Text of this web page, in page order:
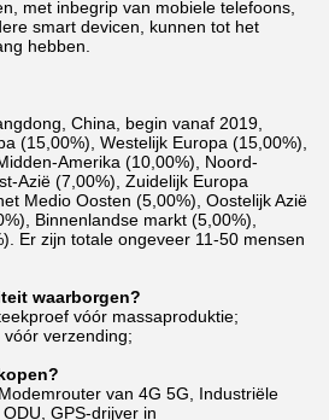
met inbegrip van mobiele telefoons,
smart devicen, kunnen tot het
hebben.
China, begin vanaf 2019,
(15,00%), Westelijk Europa (15,00%),
Amerika (10,00%), Noord-
Azië (7,00%), Zuidelijk Europa
Medio Oosten (5,00%), Oostelijk Azië
Binnenlandse markt (5,00%),
Er zijn totale ongeveer 11-50 mensen
waarborgen?
vóór massaproduktie;
verzending;
van 4G 5G, Industriële
GPS-drijver in